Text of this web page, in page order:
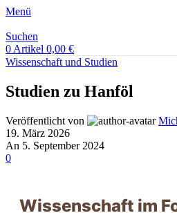
Menü
Suchen
0 Artikel 0,00 €
Wissenschaft und Studien
Studien zu Hanföl
Veröffentlicht von
19. März 2026
An 5. September 2024
0
Wissenschaft im